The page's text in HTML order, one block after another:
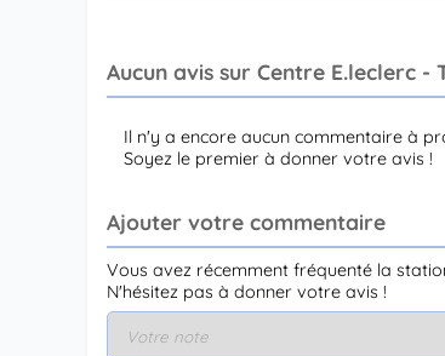
Aucun avis sur Centre E.leclerc -
Il n'y a encore aucun commentaire à
Soyez le premier à donner votre avis !
Ajouter votre commentaire
Vous avez récemment fréquenté la
N'hésitez pas à donner votre avis !